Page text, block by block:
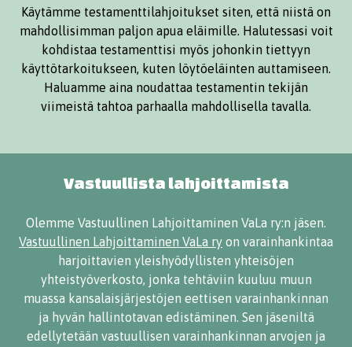
Käytämme testamenttilahjoitukset siten, että niistä on
mahdollisimman paljon apua eläimille. Halutessasi voit
kohdistaa testamenttisi myös johonkin tiettyyn
käyttötarkoitukseen, kuten löytöeläinten auttamiseen.
Haluamme aina noudattaa testamentin tekijän
viimeistä tahtoa parhaalla mahdollisella tavalla.
Vastuullista lahjoittamista
Olemme Vastuullinen Lahjoittaminen VaLa ry:n jäsen.
Vastuullinen Lahjoittaminen VaLa ry on varainhankintaa
harjoittavien yleishyödyllisten yhteisöjen
yhteistyöverkosto, jonka tehtäviin kuuluu muun
muassa kansalaisjärjestöjen eettisen varainhankinnan
ja hyvän hallintotavan edistäminen. Sen jäseniltä
edellytetään vastuullisen varainhankinnan arvojen ja